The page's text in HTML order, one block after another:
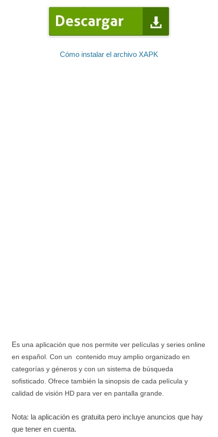
Cómo instalar el archivo XAPK
Es una aplicación que nos permite ver películas y series online
en español. Con un contenido muy amplio organizado en
categorías y géneros y con un sistema de búsqueda
sofisticado. Ofrece también la sinopsis de cada película y
calidad de visión HD para ver en pantalla grande.
Nota: la aplicación es gratuita pero incluye anuncios que hay
que tener en cuenta.